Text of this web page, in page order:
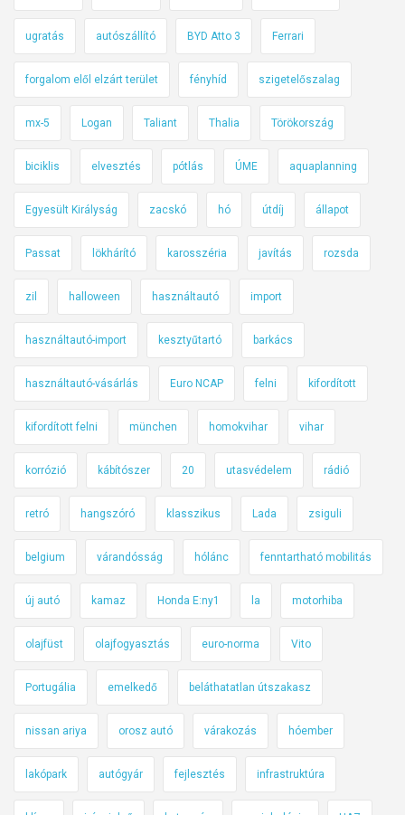
ugratás autószállító BYD Atto 3 Ferrari
forgalom elől elzárt terület fényhíd szigetelőszalag
mx-5 Logan Taliant Thalia Törökország
biciklis elvesztés pótlás ÚME aquaplanning
Egyesült Királyság zacskó hó útdíj állapot
Passat lökhárító karosszéria javítás rozsda
zil halloween használtautó import
használtautó-import kesztyűtartó barkács
használtautó-vásárlás Euro NCAP felni kifordított
kifordított felni münchen homokvihar vihar
korrózió kábítószer 20 utasvédelem rádió
retró hangszóró klasszikus Lada zsiguli
belgium várandósság hólánc fenntartható mobilitás
új autó kamaz Honda E:ny1 la motorhiba
olajfüst olajfogyasztás euro-norma Vito
Portugália emelkedő beláthatatlan útszakasz
nissan ariya orosz autó várakozás hóember
lakópark autógyár fejlesztés infrastruktúra